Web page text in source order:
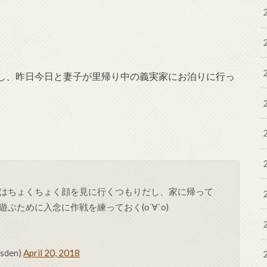
昨日今日と妻子が里帰り中の義実家にお泊りに行っ
ちょくちょく顔を見に行くつもりだし、家に帰って
ぶために入念に作戦を練っておく(о´∀`о)
April 20, 2018